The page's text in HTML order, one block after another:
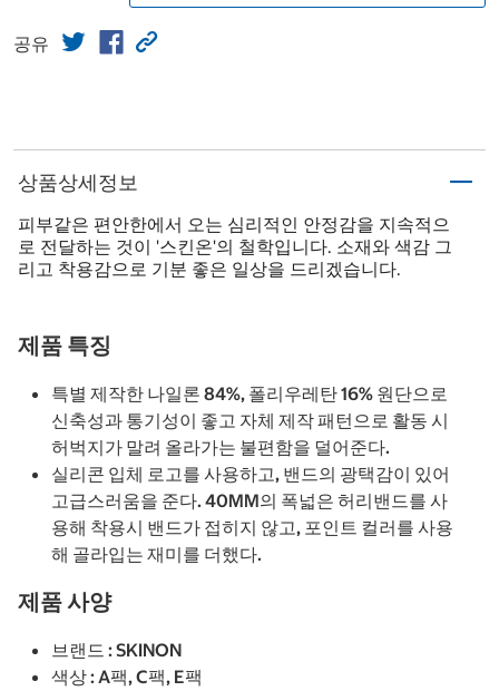
공유
상품상세정보
피부같은 편안한에서 오는 심리적인 안정감을 지속적으
로 전달하는 것이 '스킨온'의 철학입니다. 소재와 색감 그
리고 착용감으로 기분 좋은 일상을 드리겠습니다.
제품 특징
특별 제작한 나일론 84%, 폴리우레탄 16% 원단으로
신축성과 통기성이 좋고 자체 제작 패턴으로 활동 시
허벅지가 말려 올라가는 불편함을 덜어준다.
실리콘 입체 로고를 사용하고, 밴드의 광택감이 있어
고급스러움을 준다. 40MM의 폭넓은 허리밴드를 사
용해 착용시 밴드가 접히지 않고, 포인트 컬러를 사용
해 골라입는 재미를 더했다.
제품 사양
브랜드 : SKINON
색상 : A팩, C팩, E팩